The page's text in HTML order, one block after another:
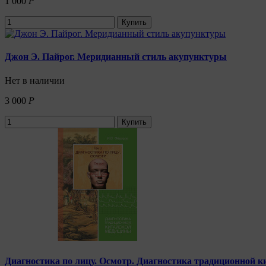
Купить
Джон Э. Пайрог. Меридианный стиль акупунктуры
Нет в наличии
3 000 Р
Купить
Диагностика по лицу. Осмотр. Диагностика традиционной